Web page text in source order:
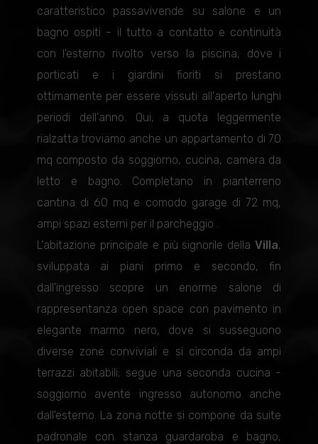
caratteristico passavivende su salone e un
bagno ospiti - il tutto a contatto e continuità
con l'esterno rivolto verso la piscina, dove i
porticati e i giardini fioriti si prestano
ottimamente per essere vissuti all'aperto lunghi
periodi dell'anno. Qui, a quota leggermente
rialzatta troviamo anche un appartamento di 70
mq composto da soggiorno, cucina, camera da
letto e bagno. Completano in pianterreno
cantina di 60 mq e comodo garage di 72 mq,
ampi spazi esterni per il parcheggio .
L'abitazione principale e più signorile dellaVilla,
sviluppata ai piani primo e secondo, fin
dall'ingresso scopre un enorme salone di
rappresentanza open space con pavimento in
elegante marmo nero, dove si susseguono
diverse zone conviviali e si circonda da ampi
terrazzi abitabili; segue una seconda cucina -
soggiorno avente ingresso autonomo anche
dall'esterno. La zona notte si compone da suite
padronale con stanza guardaroba e bagno,